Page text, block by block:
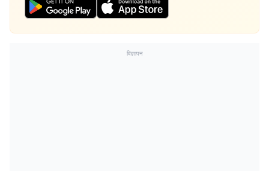
विज्ञापन